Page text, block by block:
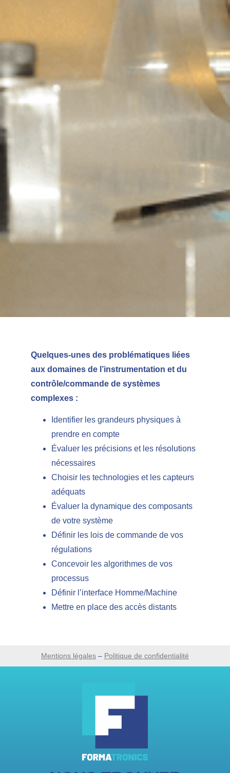
Quelques-unes des problématiques liées
aux domaines de l’instrumentation et du
contrôle/commande de systèmes
complexes :
Identifier les grandeurs physiques à
prendre en compte
Évaluer les précisions et les résolutions
nécessaires
Choisir les technologies et les capteurs
adéquats
Évaluer la dynamique des composants
de votre système
Définir les lois de commande de vos
régulations
Concevoir les algorithmes de vos
processus
Définir l’interface Homme/Machine
Mettre en place des accès distants
Mentions légales – Politique de confidentialité